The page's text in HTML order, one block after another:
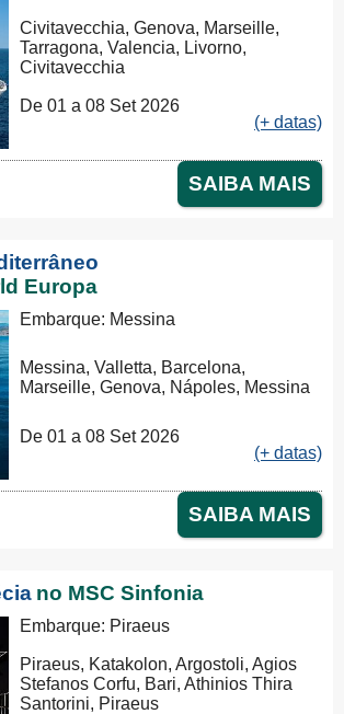
Civitavecchia, Genova, Marseille,
Tarragona, Valencia, Livorno,
Civitavecchia
De 01 a 08 Set 2026
(+ datas)
SAIBA MAIS
Europa
Embarque: Messina
Messina, Valletta, Barcelona,
Marseille, Genova, Nápoles, Messina
De 01 a 08 Set 2026
(+ datas)
SAIBA MAIS
no MSC Sinfonia
Embarque: Piraeus
Piraeus, Katakolon, Argostoli, Agios
Stefanos Corfu, Bari, Athinios Thira
Santorini, Piraeus